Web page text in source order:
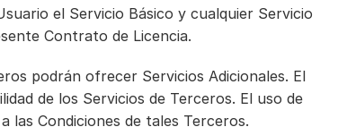
el Servicio Básico y cualquier Servicio
Contrato de Licencia.
podrán ofrecer Servicios Adicionales. El
de los Servicios de Terceros. El uso de
las Condiciones de tales Terceros.